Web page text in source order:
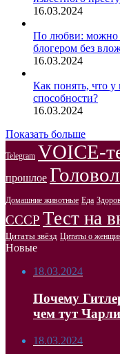
16.03.2024
По любви: можно
блогером без
16.03.2024
Как понять, что у
способности?
16.03.2024
Показать больше
Telegram VOICE-
прошлое
Домашние животные Еда
СССР Тест на
Цитаты звёзд Цитаты о
Новые
18.03.2024
Почему
чем тут
18.03.2024